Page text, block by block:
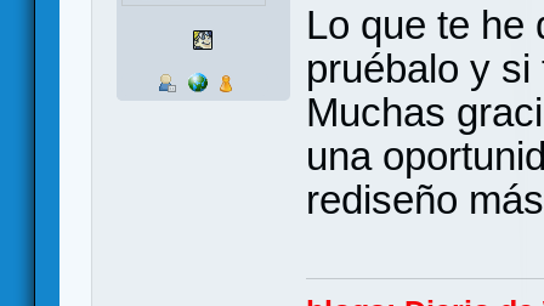
Lo que te he
pruébalo y
Muchas
una
rediseño